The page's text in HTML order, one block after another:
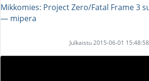
Mikkomies: Project Zero/Fatal Frame 3
― mipera
Julkaistu 2015-06-01